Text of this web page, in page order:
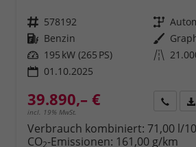
Fahrzeugnr. 578192 Getriebe
Kraftstoff Benzin Außenfarbe
Leistung 195 kW (265 PS) Kilometerstand
01.10.2025
39.890,– €
incl. 19% MwSt.
Rückruf
Verbrauch kombiniert: 71,00 l/
CO2-Emissionen: 161,00 g/km